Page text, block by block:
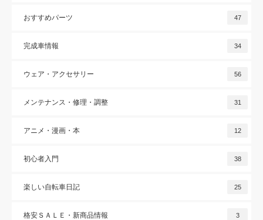
おすすめパーツ 47
完成車情報 34
ウェア・アクセサリー 56
メンテナンス・修理・調整 31
アニメ・漫画・本 12
初心者入門 38
楽しい自転車日記 25
格安ＳＡＬＥ・新商品情報 3